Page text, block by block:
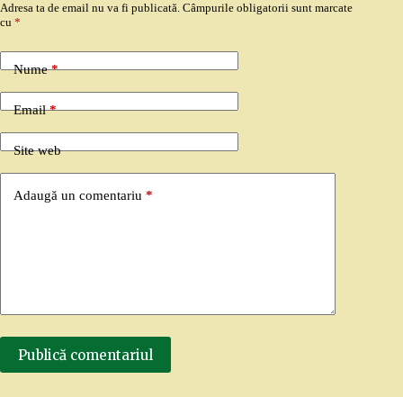
Adresa ta de email nu va fi publicată. Câmpurile obligatorii sunt marcate
cu *
Nume*
Email*
Site web
Adaugă un comentariu *
Publică comentariul